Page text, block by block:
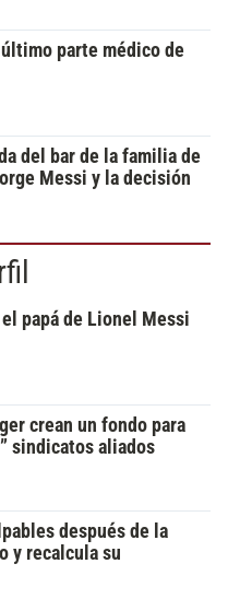
parte médico de
del bar de la familia de
Messi y la decisión
papá de Lionel Messi
crean un fondo para
sindicatos aliados
después de la
y recalcula su